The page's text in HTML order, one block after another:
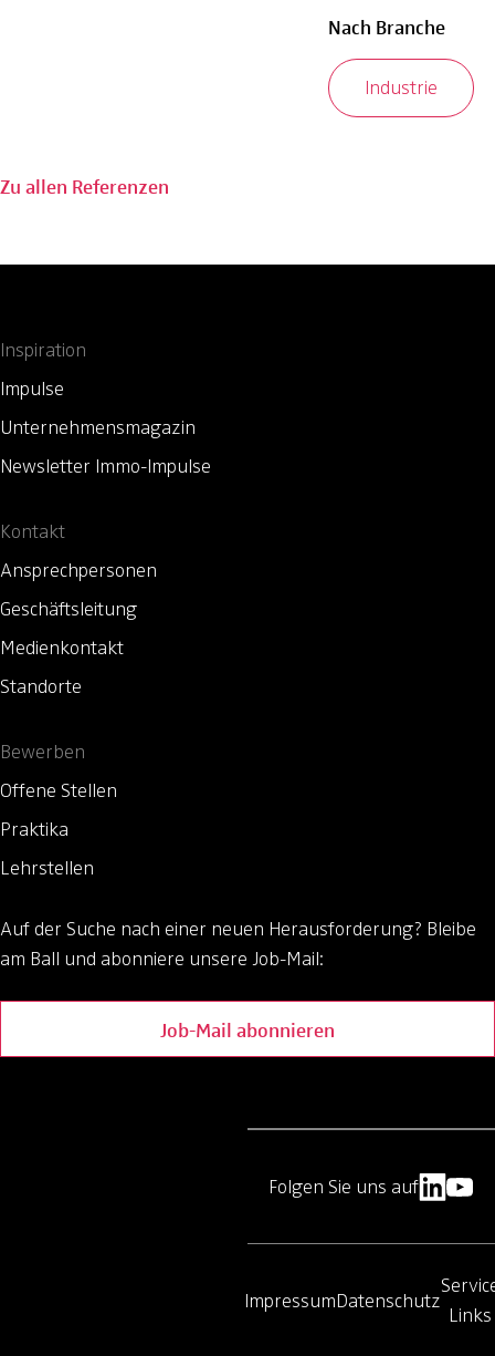
Nach Branche
Industrie
Zu allen Referenzen
Inspiration
Impulse
Unternehmensmagazin
Newsletter Immo-Impulse
Kontakt
Ansprechpersonen
Geschäftsleitung
Medienkontakt
Standorte
Bewerben
Offene Stellen
Praktika
Lehrstellen
Auf der Suche nach einer neuen Herausforderung? Bleibe
am Ball und abonniere unsere Job-Mail:
Job-Mail abonnieren
ImpressumDatenschutz
Links
Folgen Sie uns auf